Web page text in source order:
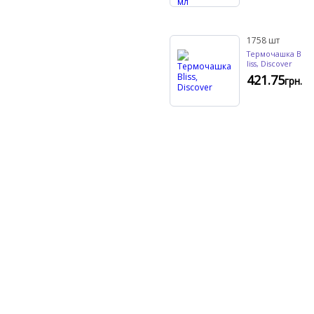
1758 шт
Термочашка B
liss, Discover
421.75грн.